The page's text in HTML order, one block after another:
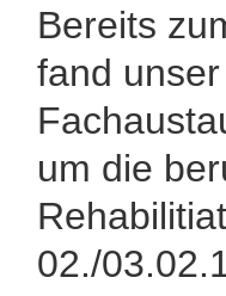
Bereits
fand
um die
02./